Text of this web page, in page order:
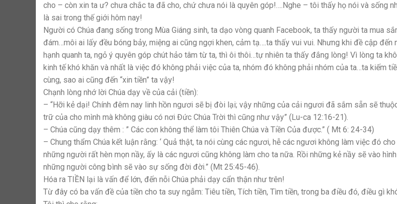
cho – còn xin ta ư? chưa chắc ta đã cho, chứ chưa nói là quyên góp!….Nghe – tôi thấy họ nói và sống
là sai trong thế giới hôm nay!
Người có Chúa đang sống trong Mùa Giáng sinh, ta dạo vòng quanh Facebook, ta thấy người ta mua
đám…môi ai lấy đều bóng bảy, miệng ai cũng ngợi khen, cảm tạ….ta thấy vui vui. Nhưng khi đề cập đến
hạnh quanh ta, ngỏ ý quyên góp chút hảo tâm từ ta, thì ôi thôi…tự nhiên ta thấy đắng lòng! Vì lòng ta
kinh tế khó khăn và nhất là việc đó không phải việc của ta, nhóm đó không phải nhóm của ta…ta kiếm
cùng, sao ai cũng đến “xin tiền” ta vậy!
Chạnh lòng nhớ lời Chúa dạy về của cải (tiền):
– “Hỡi kẻ dại! Chính đêm nay linh hồn ngươi sẽ bị đòi lại; vậy những của cải ngươi đã sắm sẵn sẽ
trữ của cho mình mà không giàu có nơi Đức Chúa Trời thì cũng như vậy” (Lu-ca 12:16-21).
– Chúa cũng dạy thêm : ” Các con không thể làm tôi Thiên Chúa và Tiền Của được.” ( Mt 6: 24-34)
– Chung thẩm Chúa kết luận rằng: ‘ Quả thật, ta nói cùng các ngươi, hễ các ngươi không làm việc đó
những người rất hèn mọn nầy, ấy là các ngươi cũng không làm cho ta nữa. Rồi những kẻ nầy sẽ vào
những người công bình sẽ vào sự sống đời đời.” (Mt 25:45-46).
Hóa ra TIỀN lại là vấn để lớn, đến nỗi Chúa phải dạy cẩn thận như trên!
Từ đây có ba vấn đề của tiền cho ta suy ngẫm: Tiêu tiền, Tích tiền, Tìm tiền, trong ba điều đó, điều gì